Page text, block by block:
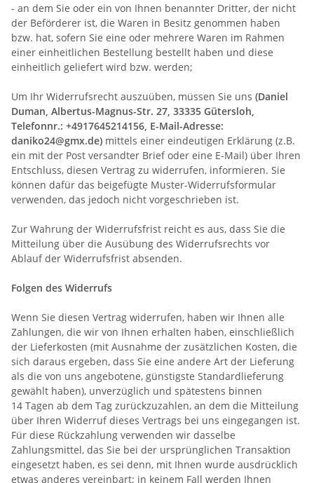
- an dem Sie oder ein von Ihnen benannter Dritter, der nicht
der Beförderer ist, die Waren in Besitz genommen haben
bzw. hat, sofern Sie eine oder mehrere Waren im Rahmen
einer einheitlichen Bestellung bestellt haben und diese
einheitlich geliefert wird bzw. werden;
Um Ihr Widerrufsrecht auszuüben, müssen Sie uns (Daniel
Duman, Albertus-Magnus-Str. 27, 33335 Gütersloh,
Telefonnr.: +4917645214156, E-Mail-Adresse:
daniko24@gmx.de) mittels einer eindeutigen Erklärung (z.B.
ein mit der Post versandter Brief oder eine E-Mail) über Ihren
Entschluss, diesen Vertrag zu widerrufen, informieren. Sie
können dafür das beigefügte Muster-Widerrufsformular
verwenden, das jedoch nicht vorgeschrieben ist.
Zur Wahrung der Widerrufsfrist reicht es aus, dass Sie die
Mitteilung über die Ausübung des Widerrufsrechts vor
Ablauf der Widerrufsfrist absenden.
Folgen des Widerrufs
Wenn Sie diesen Vertrag widerrufen, haben wir Ihnen alle
Zahlungen, die wir von Ihnen erhalten haben, einschließlich
der Lieferkosten (mit Ausnahme der zusätzlichen Kosten, die
sich daraus ergeben, dass Sie eine andere Art der Lieferung
als die von uns angebotene, günstigste Standardlieferung
gewählt haben), unverzüglich und spätestens binnen
14 Tagen ab dem Tag zurückzuzahlen, an dem die Mitteilung
über Ihren Widerruf dieses Vertrags bei uns eingegangen ist.
Für diese Rückzahlung verwenden wir dasselbe
Zahlungsmittel, das Sie bei der ursprünglichen Transaktion
eingesetzt haben, es sei denn, mit Ihnen wurde ausdrücklich
etwas anderes vereinbart; in keinem Fall werden Ihnen